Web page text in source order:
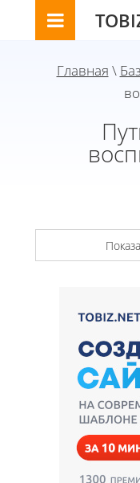
Главная \